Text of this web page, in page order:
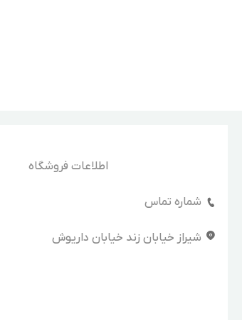
اطلاعات فروشگاه
شماره تماس
شیراز خیابان زند خیابان داریوش